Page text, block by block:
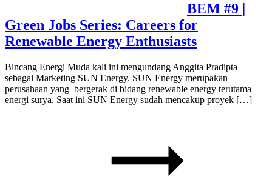
BEM #9 |
Green Jobs Series: Careers for
Renewable Energy Enthusiasts
Bincang Energi Muda kali ini mengundang Anggita Pradipta
sebagai Marketing SUN Energy. SUN Energy merupakan
perusahaan yang bergerak di bidang renewable energy terutama
energi surya. Saat ini SUN Energy sudah mencakup proyek […]